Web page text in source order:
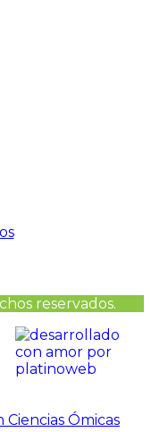
reservados.
Ómicas